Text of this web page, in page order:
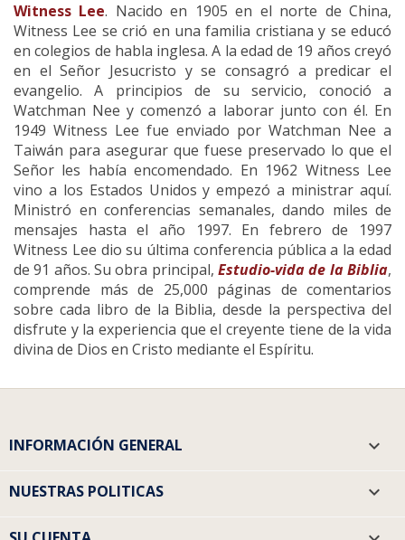
Witness Lee. Nacido en 1905 en el norte de China,
Witness Lee se crió en una familia cristiana y se educó
en colegios de habla inglesa. A la edad de 19 años creyó
en el Señor Jesucristo y se consagró a predicar el
evangelio. A principios de su servicio, conoció a
Watchman Nee y comenzó a laborar junto con él. En
1949 Witness Lee fue enviado por Watchman Nee a
Taiwán para asegurar que fuese preservado lo que el
Señor les había encomendado. En 1962 Witness Lee
vino a los Estados Unidos y empezó a ministrar aquí.
Ministró en conferencias semanales, dando miles de
mensajes hasta el año 1997. En febrero de 1997
Witness Lee dio su última conferencia pública a la edad
de 91 años. Su obra principal, Estudio-vida de la Biblia,
comprende más de 25,000 páginas de comentarios
sobre cada libro de la Biblia, desde la perspectiva del
disfrute y la experiencia que el creyente tiene de la vida
divina de Dios en Cristo mediante el Espíritu.
INFORMACIÓN GENERAL 
NUESTRAS POLITICAS 